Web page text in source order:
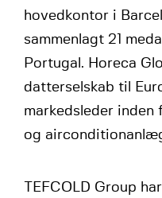
hovedkontor i
sammenlagt 21
Portugal. Horeca
datterselskab til
markedsleder
og
TEFCOLD Group